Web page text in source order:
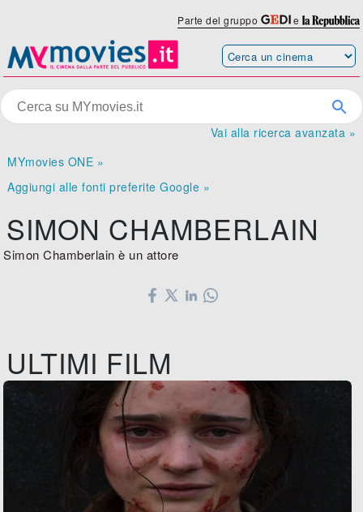
Parte del gruppo e
Vai alla ricerca avanzata »
MYmovies ONE »
Aggiungi alle fonti preferite Google »
SIMON CHAMBERLAIN
Simon Chamberlain è un attore
ULTIMI FILM